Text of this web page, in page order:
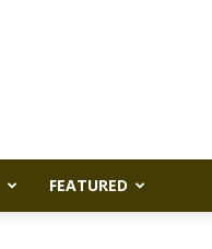
FEATURED